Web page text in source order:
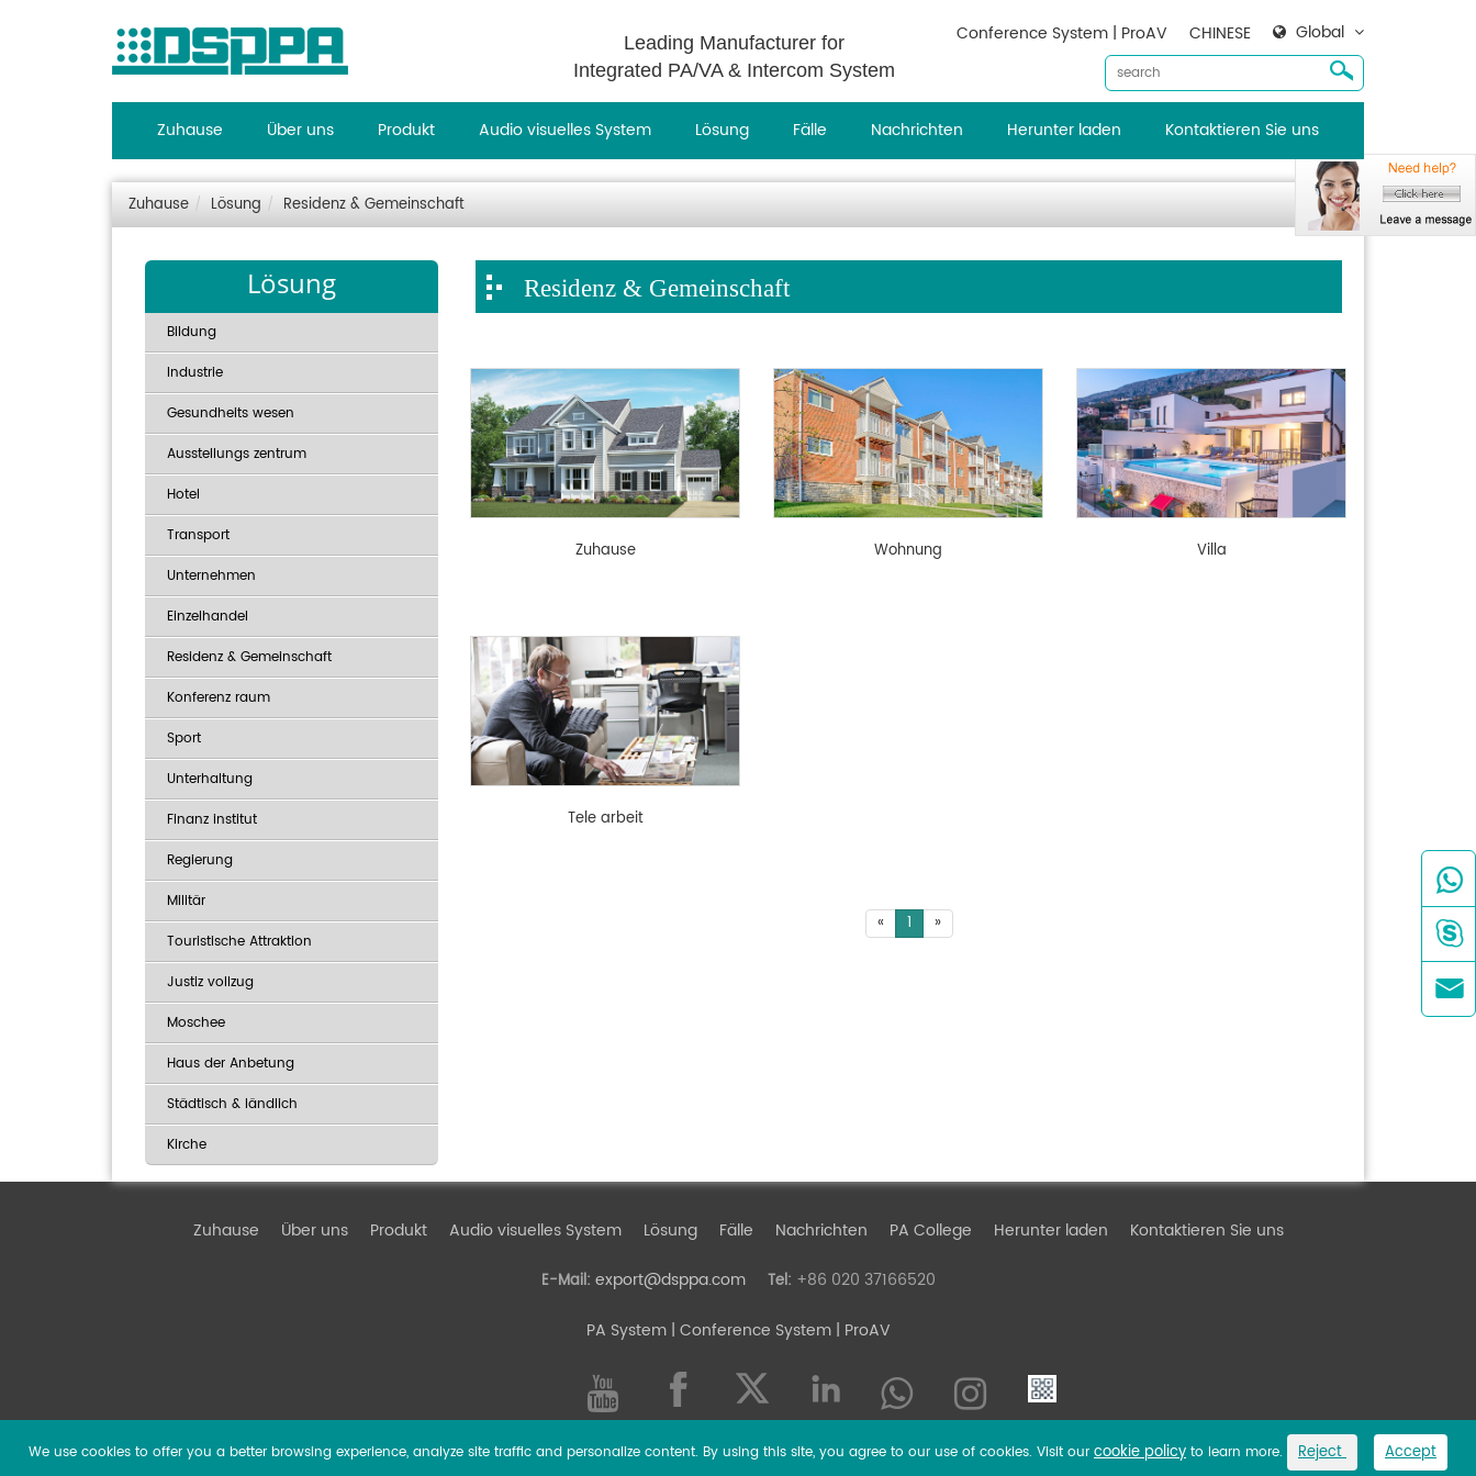
Leading Manufacturer for
Integrated PA/VA & Intercom System
Global
CHINESE
Conference System | ProAV
Zuhause Über uns Produkt Audio visuelles System Lösung Fälle Nachrichten Herunter laden Kontaktieren Sie uns
Zuhause Lösung Residenz & Gemeinschaft
Lösung
Bildung
Industrie
Gesundheits wesen
Ausstellungs zentrum
Hotel
Transport
Unternehmen
Einzelhandel
Residenz & Gemeinschaft
Konferenz raum
Sport
Unterhaltung
Finanz institut
Regierung
Militär
Touristische Attraktion
Justiz vollzug
Moschee
Haus der Anbetung
Städtisch & ländlich
Kirche
Residenz & Gemeinschaft
Zuhause Wohnung Villa
Tele arbeit
« 1 »
Zuhause Über uns Produkt Audio visuelles System Lösung Fälle Nachrichten PA College Herunter laden Kontaktieren Sie uns
E-Mail: export@dsppa.com Tel: +86 020 37166520
PA System| Conference System | ProAV
Sitemap



We use cookies to offer you a better browsing experience, analyze site traffic and personalize content. By using this site, you agree to our use of cookies. Visit our cookie policy to learn more. Reject Accept